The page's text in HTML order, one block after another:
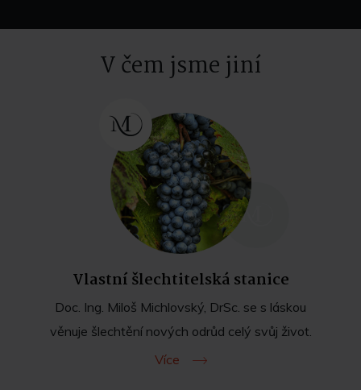
V čem jsme jiní
Vlastní šlechtitelská stanice
Doc. Ing. Miloš Michlovský, DrSc. se s láskou
věnuje šlechtění nových odrůd celý svůj život.
Více